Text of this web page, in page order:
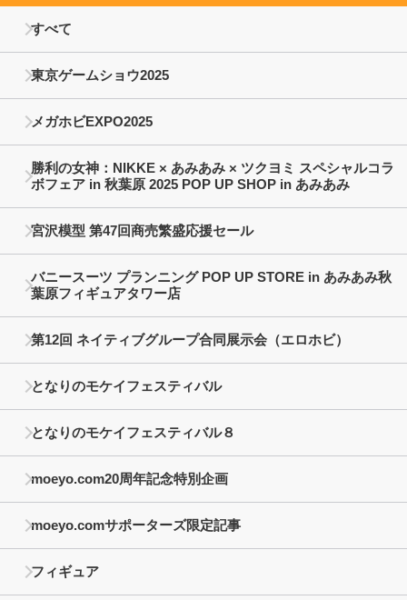
すべて
東京ゲームショウ2025
メガホビEXPO2025
勝利の女神：NIKKE × あみあみ × ツクヨミ スペシャルコラ
ボフェア in 秋葉原 2025 POP UP SHOP in あみあみ
宮沢模型 第47回商売繁盛応援セール
バニースーツ プランニング POP UP STORE in あみあみ秋
葉原フィギュアタワー店
第12回 ネイティブグループ合同展示会（エロホビ）
となりのモケイフェスティバル
となりのモケイフェスティバル８
moeyo.com20周年記念特別企画
moeyo.comサポーターズ限定記事
フィギュア